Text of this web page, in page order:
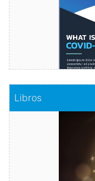
Libros
Comprar